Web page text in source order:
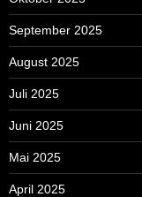
September 2025
August 2025
Juli 2025
Juni 2025
Mai 2025
April 2025